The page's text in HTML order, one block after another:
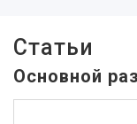
Сертификаты
Статьи
Основной